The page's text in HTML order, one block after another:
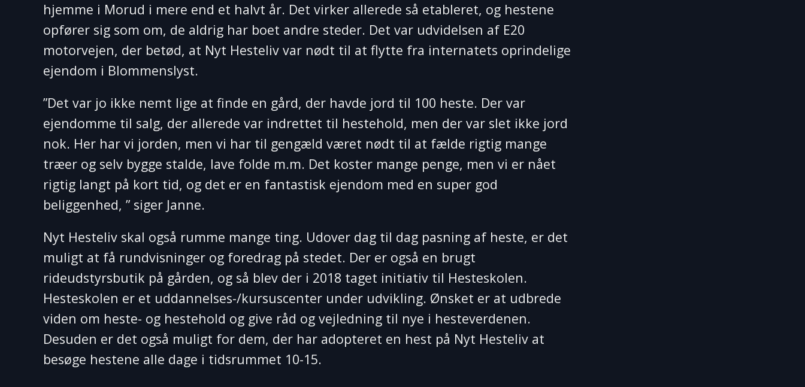
hjemme i Morud i mere end et halvt år. Det virker allerede så etableret, og hestene
opfører sig som om, de aldrig har boet andre steder. Det var udvidelsen af E20
motorvejen, der betød, at Nyt Hesteliv var nødt til at flytte fra internatets oprindelige
ejendom i Blommenslyst.
”Det var jo ikke nemt lige at finde en gård, der havde jord til 100 heste. Der var
ejendomme til salg, der allerede var indrettet til hestehold, men der var slet ikke jord
nok. Her har vi jorden, men vi har til gengæld været nødt til at fælde rigtig mange
træer og selv bygge stalde, lave folde m.m. Det koster mange penge, men vi er nået
rigtig langt på kort tid, og det er en fantastisk ejendom med en super god
beliggenhed, ” siger Janne.
Nyt Hesteliv skal også rumme mange ting. Udover dag til dag pasning af heste, er det
muligt at få rundvisninger og foredrag på stedet. Der er også en brugt
rideudstyrsbutik på gården, og så blev der i 2018 taget initiativ til Hesteskolen.
Hesteskolen er et uddannelses-/kursuscenter under udvikling. Ønsket er at udbrede
viden om heste- og hestehold og give råd og vejledning til nye i hesteverdenen.
Desuden er det også muligt for dem, der har adopteret en hest på Nyt Hesteliv at
besøge hestene alle dage i tidsrummet 10-15.